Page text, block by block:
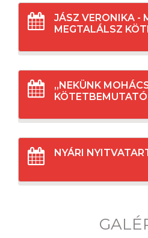
JÁSZ VERONIKA -
MEGTALÁLSZ
„NEKÜNK
KÖTETBEMUTATÓ
NYÁRI